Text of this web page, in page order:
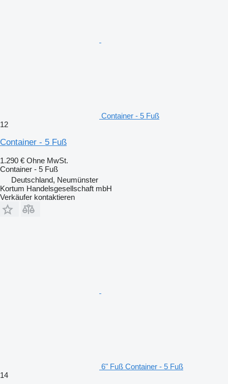
Container - 5 Fuß
12
Container - 5 Fuß
1.290 € Ohne MwSt.
Container - 5 Fuß
Deutschland, Neumünster
Kortum Handelsgesellschaft mbH
Verkäufer kontaktieren
6" Fuß Container - 5 Fuß
14